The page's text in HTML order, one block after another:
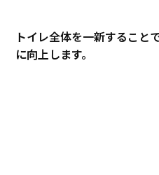
トイレ全体を一新すること
に向上します。